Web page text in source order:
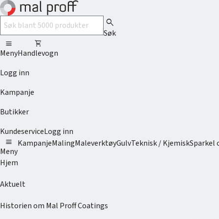
search
Søk
menu
Meny
shopping_cart
Handlevogn
Logg inn
Kampanje
Butikker
KundeserviceLogg inn
menu
Meny
KampanjeMalingMaleverktøyGulvTeknisk / KjemiskSparkel
Hjem
Aktuelt
Historien om Mal Proff Coatings